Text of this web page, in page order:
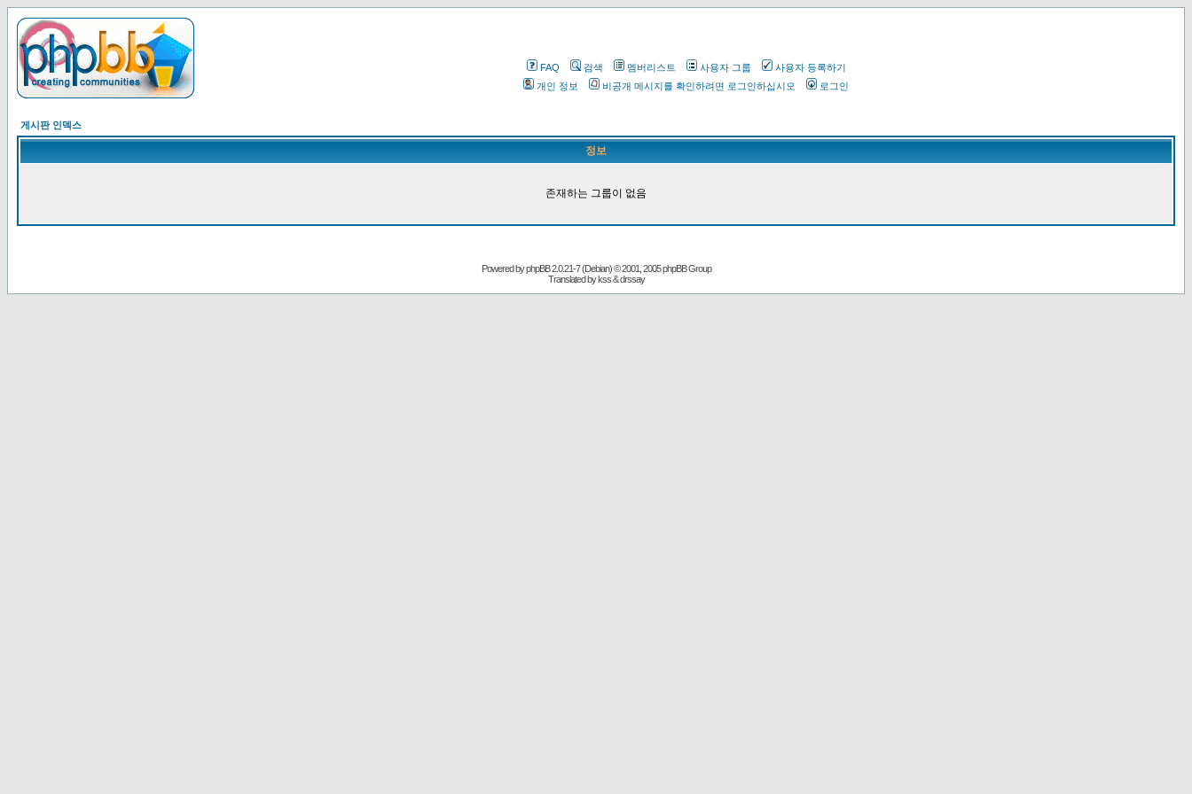
FAQ 검색 멤버리스트 사용자 그룹
사용자 등록하기
개인 정보
비공개 메시지를 확인하려면 로그인하십시오 로그인
게시판 인덱스
정보
존재하는 그룹이 없음
Powered byphpBB2.0.21-7 (Debian) © 2001, 2005 phpBB Group
Translated by kss & drssay